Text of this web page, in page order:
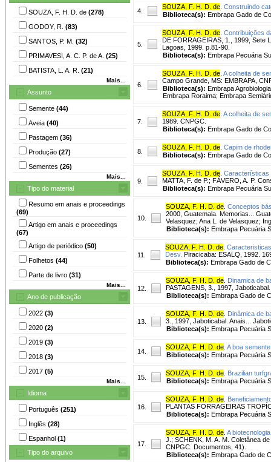
SOUZA, F. H. D. de (278)
GODOY, R. (83)
SANTOS, P. M. (32)
PRIMAVESI, A. C. P. de A. (25)
BATISTA, L. A. R. (21)
Mais...
Assunto
Semente (44)
Aveia (40)
Pastagem (36)
Produção (27)
Sementes (26)
Mais...
Tipo do material
Resumo em anais e proceedings
(69)
Artigo em anais e proceedings
(67)
Artigo de periódico (50)
Folhetos (44)
Parte de livro (31)
Mais...
Ano de publicação
2022 (3)
2020 (2)
2019 (3)
2018 (3)
2017 (5)
Mais...
Idioma
Português (251)
Inglês (28)
Espanhol (1)
Tipo do arquivo
4.
SOUZA, F. H. D. de Construindo
Biblioteca(s): Embrapa Gado de
5.
SOUZA, F. H. D. de Contribuições
DE FORRAGEIRAS, 1., 1999, Sete
Lagoas, 1999. p.81-90.
Biblioteca(s): Embrapa Pecuária
6.
SOUZA, F. H. D. de A colheita de
Campo Grande, MS: EMBRAPA,
Biblioteca(s): Embrapa
Embrapa Roraima; Embrapa
7.
SOUZA, F. H. D. de A colheita de
1989. CNPGC.
Biblioteca(s): Embrapa Gado de
8.
SOUZA, F. H. D. de Capim de
Biblioteca(s): Embrapa Gado de
9.
SOUZA, F. H. D. de Características
MATTA, F. de P.; FÁVERO, A. P.
Biblioteca(s): Embrapa Pecuária
10.
SOUZA, F. H. D. de Conceptos
2000, Guatemala. Memorias...
Velasquez; Ana L. de Velasquez;
Biblioteca(s): Embrapa Pecuária
11.
SOUZA, F. H. D. de
Desv. Piracicaba: ESALQ, 1992.
Biblioteca(s): Embrapa Gado de
12.
SOUZA, F. H. D. de Dinamica de
PASTAGENS, 3., 1997,
Biblioteca(s): Embrapa Gado de
13.
SOUZA, F. H. D. de Dinâmica de
3., 1997, Jaboticabal. Anais...
Biblioteca(s): Embrapa Pecuária
14.
SOUZA, F. H. D. de A boa
Biblioteca(s): Embrapa Pecuária
15.
SOUZA, F. H. D. de Brazilian
Biblioteca(s): Embrapa Pecuária
16.
SOUZA, F. H. D. de
PLANTAS FORRAGEIRAS
Biblioteca(s): Embrapa Pecuária
17.
SOUZA, F. H. D. de A
J.; SCHENK, M. A. M. Coletânea
CNPGC. Documentos, 41).
Biblioteca(s): Embrapa Gado de